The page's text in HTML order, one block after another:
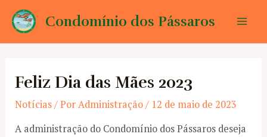
para
Condomínio dos Pássaros
Feliz Dia das Mães 2023
Notícias/ PorAdministração/ 12 de maio de 2023
A administração do Condomínio dos Pássaros deseja